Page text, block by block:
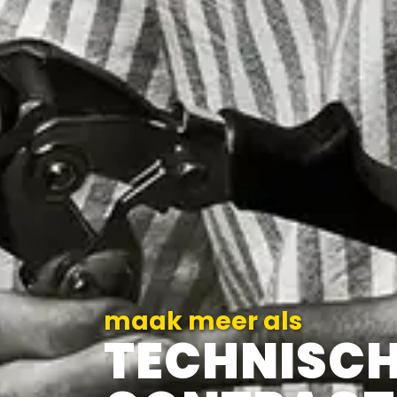
maak meer als